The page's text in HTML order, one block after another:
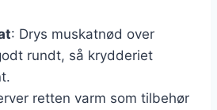
: Drys muskatnød over
rundt, så krydderiet
retten varm som tilbehør